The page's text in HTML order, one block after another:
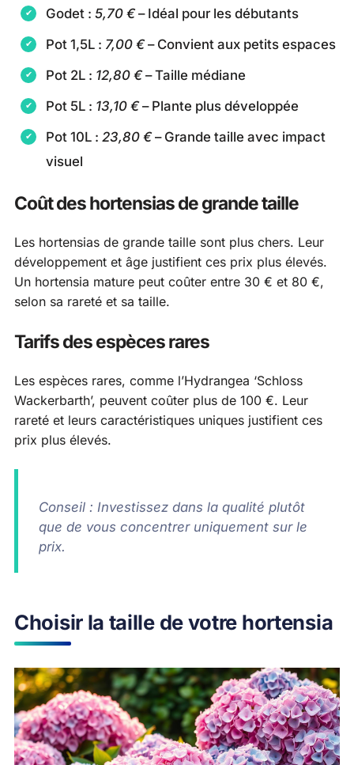
Godet : 5,70 €– Idéal pour les débutants
Pot 1,5L : 7,00 €– Convient aux petits espaces
Pot 2L : 12,80 €– Taille médiane
Pot 5L : 13,10 €– Plante plus développée
Pot 10L : 23,80 €– Grande taille avec impact
visuel
Coût des hortensias de grande taille
Les hortensias de grande taille sont plus chers. Leur
développement et âge justifient ces prix plus élevés.
Un hortensia mature peut coûter entre 30 € et 80 €,
selon sa rareté et sa taille.
Tarifs des espèces rares
Les espèces rares, comme l’Hydrangea ‘Schloss
Wackerbarth’, peuvent coûter plus de 100 €. Leur
rareté et leurs caractéristiques uniques justifient ces
prix plus élevés.
Conseil : Investissez dans la qualité plutôt
que de vous concentrer uniquement sur le
prix.
Choisir la taille de votre hortensia